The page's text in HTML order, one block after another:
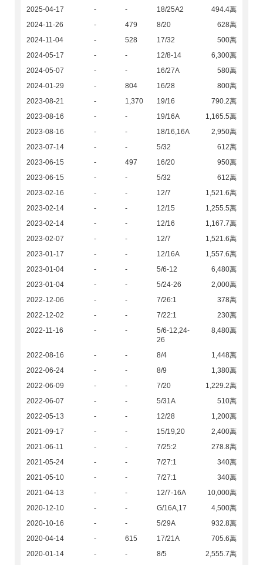
2025-04-17 - - 18/25A2
494.4萬
2024-11-26
- 479 8/20
628萬
2024-11-04
- 528 17/32
500萬
2024-05-17
- - 12/8-14
6,300萬
2024-05-07
- - 16/27A
580萬
2024-01-29
- 804 16/28
800萬
2023-08-21
- 1,370 19/16
790.2萬
2023-08-16
- - 19/16A
1,165.5萬
2023-08-16
- - 18/16,16A
2,950萬
2023-07-14
- - 5/32
612萬
2023-06-15
- 497 16/20
950萬
2023-06-15
- - 5/32
612萬
2023-02-16
- - 12/7
1,521.6萬
2023-02-14
- - 12/15
1,255.5萬
2023-02-14
- - 12/16
1,167.7萬
2023-02-07
- - 12/7
1,521.6萬
2023-01-17
- - 12/16A
1,557.6萬
2023-01-04
- - 5/6-12
6,480萬
2023-01-04
- - 5/24-26
2,000萬
2022-12-06
- - 7/26:1
378萬
2022-12-02
- - 7/22:1
230萬
2022-11-16
- -
5/6-12,24-
26
8,480萬
2022-08-16 - - 8/4
1,448萬
2022-06-24
- - 8/9
1,380萬
2022-06-09
- - 7/20
1,229.2萬
2022-06-07
- - 5/31A
510萬
2022-05-13
- - 12/28
1,200萬
2021-09-17
- - 15/19,20
2,400萬
2021-06-11
- - 7/25:2
278.8萬
2021-05-24
- - 7/27:1
340萬
2021-05-10
- - 7/27:1
340萬
2021-04-13
- - 12/7-16A
10,000萬
2020-12-10
- - G/16A,17
4,500萬
2020-10-16
- - 5/29A
932.8萬
2020-04-14
- 615 17/21A
705.6萬
2020-01-14
- - 8/5 2,555.7萬